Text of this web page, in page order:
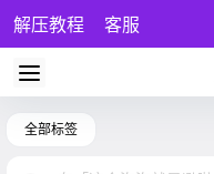
解压教程 客服
全部标签